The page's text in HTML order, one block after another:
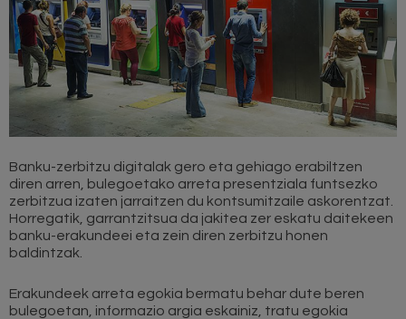
Banku-zerbitzu digitalak gero eta gehiago erabiltzen
diren arren, bulegoetako arreta presentziala funtsezko
zerbitzua izaten jarraitzen du kontsumitzaile askorentzat.
Horregatik, garrantzitsua da jakitea zer eskatu daitekeen
banku-erakundeei eta zein diren zerbitzu honen
baldintzak.
Erakundeek arreta egokia bermatu behar dute beren
bulegoetan, informazio argia eskainiz, tratu egokia